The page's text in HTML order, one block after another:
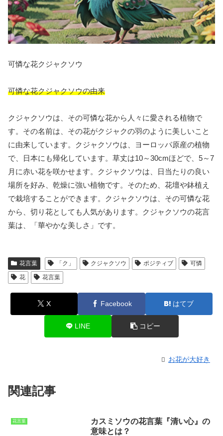
可憐な花クジャクソウ
可憐な花クジャクソウの由来
クジャクソウは、その可憐な花から人々に愛される植物で
す。その名前は、その花がクジャクの羽のように美しいこと
に由来しています。クジャクソウは、ヨーロッパ原産の植物
で、日本にも帰化しています。草丈は10～30cmほどで、5～7
月に赤い花を咲かせます。クジャクソウは、日当たりの良い
場所を好み、乾燥に強い植物です。そのため、花壇や鉢植え
で栽培することができます。クジャクソウは、その可憐な花
から、切り花としても人気があります。クジャクソウの花言
葉は、「華やかな美しさ」です。
花言葉 「ク」 クジャクソウ ポジティブ
可憐
花
花言葉
X Facebook はてブ
LINE コピー
お花が大好き
関連記事
花言葉
カスミソウの花言葉『清い心』の
意味とは？